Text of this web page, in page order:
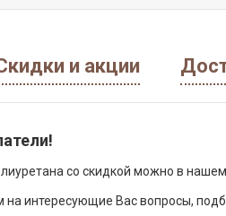
и акции
со скидкой можно в
на интересующие Вас вопросы,